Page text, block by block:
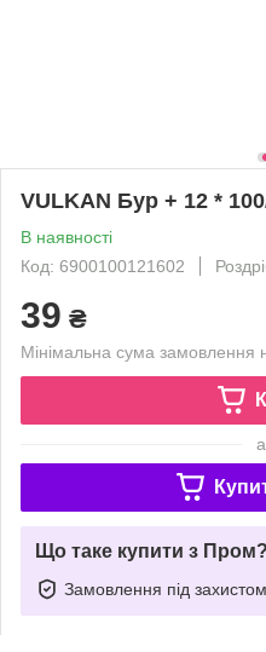
VULKAN Бур + 12 *
В наявності
Код: 6900100121602
39 ₴
Мінімальна сума замовлення
Що таке купити з Пром?
Замовлення під захистом